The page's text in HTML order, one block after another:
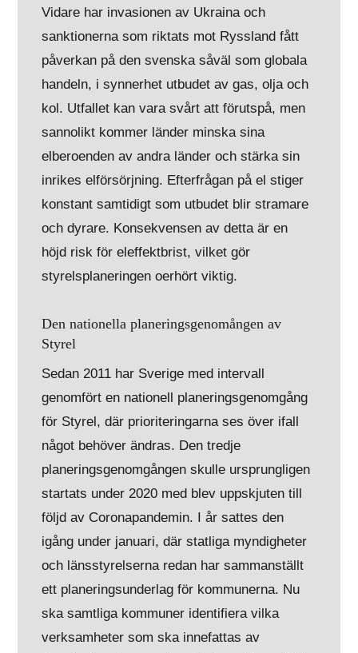
Vidare har invasionen av Ukraina och
sanktionerna som riktats mot Ryssland fått
påverkan på den svenska såväl som globala
handeln, i synnerhet utbudet av gas, olja och
kol. Utfallet kan vara svårt att förutspå, men
sannolikt kommer länder minska sina
elberoenden av andra länder och stärka sin
inrikes elförsörjning. Efterfrågan på el stiger
konstant samtidigt som utbudet blir stramare
och dyrare. Konsekvensen av detta är en
höjd risk för eleffektbrist, vilket gör
styrelsplaneringen oerhört viktig.
Den nationella planeringsgenomången av
Styrel
Sedan 2011 har Sverige med intervall
genomfört en nationell planeringsgenomgång
för Styrel, där prioriteringarna ses över ifall
något behöver ändras. Den tredje
planeringsgenomgången skulle ursprungligen
startats under 2020 med blev uppskjuten till
följd av Coronapandemin. I år sattes den
igång under januari, där statliga myndigheter
och länsstyrelserna redan har sammanställt
ett planeringsunderlag för kommunerna. Nu
ska samtliga kommuner identifiera vilka
verksamheter som ska innefattas av